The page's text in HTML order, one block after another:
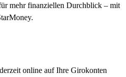
mehr finanziellen Durchblick – mit
online auf Ihre Girokonten